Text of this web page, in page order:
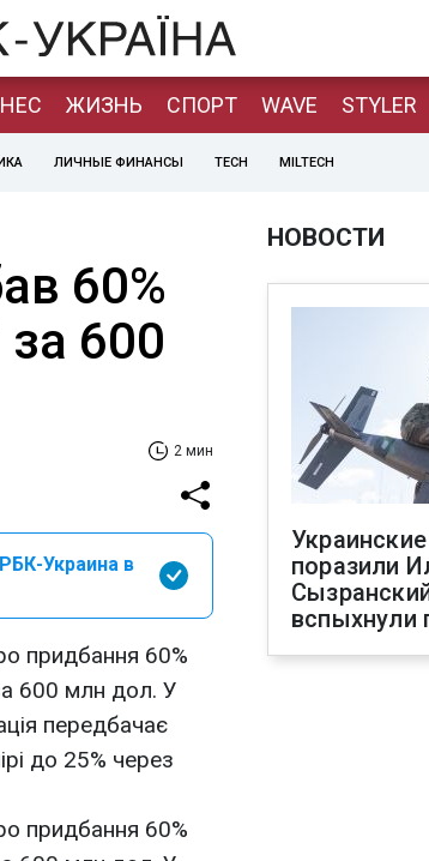
ЖИЗНЬ СПОРТ WAVE STYLER
ЛИЧНЫЕ ФИНАНСЫ TECH MILTECH
60%
600
2 мин
РБК-Украина в
придбання 60%
600 млн дол. У
передбачає
до 25% через
придбання 60%
НОВОСТИ
поразили
вспыхнули